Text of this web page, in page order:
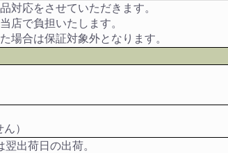
対応をさせていただきます。
店で負担いたします。
場合は保証対象外となります。
）
出荷日の出荷。